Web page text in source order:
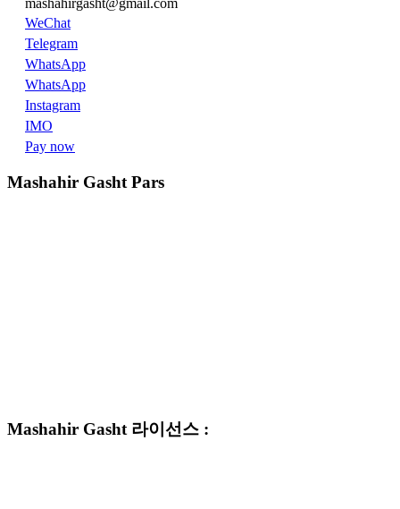
mashahirgasht@gmail.com
WeChat
Telegram
WhatsApp
WhatsApp
Instagram
IMO
Pay now
Mashahir Gasht Pars
Mashahir Gasht 라이선스 :